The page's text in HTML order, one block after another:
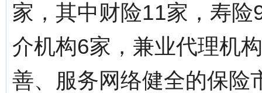
家，其中财险11家，寿
介机构6家，兼业代理机
善、服务网络健全的保险